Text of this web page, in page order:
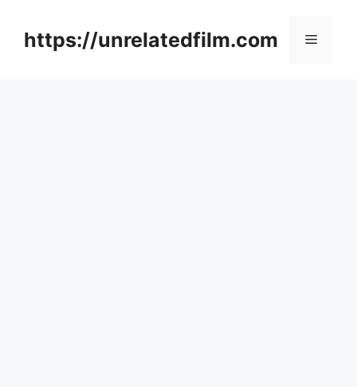
contenthttps://unrelatedfilm.com Menu